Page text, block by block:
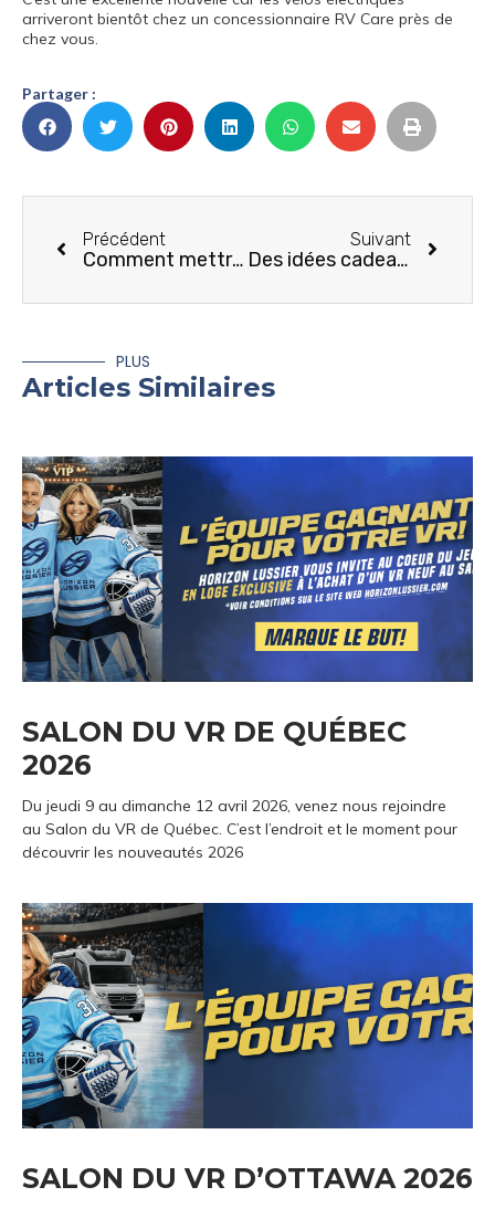
arriveront bientôt chez un concessionnaire RV Care près de
chez vous.
Partager :
Précédent
Comment mettre son VR à jour sans se ruiner
Suivant
Des idées cadeaux pour les mamans qui font du camping en VR
PLUS
Articles Similaires
SALON DU VR DE QUÉBEC
2026
Du jeudi 9 au dimanche 12 avril 2026, venez nous rejoindre
au Salon du VR de Québec. C’est l’endroit et le moment pour
découvrir les nouveautés 2026
SALON DU VR D’OTTAWA 2026